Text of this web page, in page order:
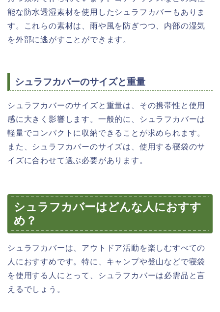
能な防水透湿素材を使用したシュラフカバーもありま
す。これらの素材は、雨や風を防ぎつつ、内部の湿気
を外部に逃がすことができます。
シュラフカバーのサイズと重量
シュラフカバーのサイズと重量は、その携帯性と使用
感に大きく影響します。一般的に、シュラフカバーは
軽量でコンパクトに収納できることが求められます。
また、シュラフカバーのサイズは、使用する寝袋のサ
イズに合わせて選ぶ必要があります。
シュラフカバーはどんな人におすす
め？
シュラフカバーは、アウトドア活動を楽しむすべての
人におすすめです。特に、キャンプや登山などで寝袋
を使用する人にとって、シュラフカバーは必需品と言
えるでしょう。